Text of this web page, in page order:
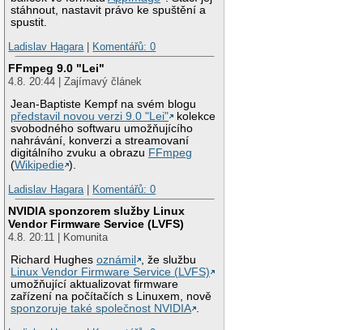
stáhnout, nastavit právo ke spuštění a
spustit.
Ladislav Hagara| Komentářů: 0
FFmpeg 9.0 "Lei"
4.8. 20:44 | Zajímavý článek
Jean-Baptiste Kempf na svém blogu
představil novou verzi 9.0 "Lei"
kolekce
svobodného softwaru umožňujícího
nahrávání, konverzi a streamovaní
digitálního zvuku a obrazu FFmpeg
(Wikipedie ).
Ladislav Hagara| Komentářů: 0
NVIDIA sponzorem služby Linux
Vendor Firmware Service (LVFS)
4.8. 20:11 | Komunita
Richard Hughesoznámil
, že službu
Linux Vendor Firmware Service (LVFS)
umožňující aktualizovat firmware
zařízení na počítačích s Linuxem, nově
sponzoruje také společnost NVIDIA .